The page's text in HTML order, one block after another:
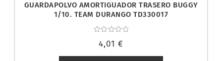
GUARDAPOLVO AMORTIGUADOR TRASERO BUGGY
1/10. TEAM DURANGO TD330017
con
de
4,01 €